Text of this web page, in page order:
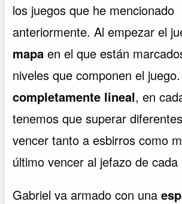
los juegos que he mencionado
anteriormente. Al empezar el
mapaen el que están
niveles que componen el
completamente lineal, en
tenemos que superar
vencer tanto a esbirros como
último vencer al jefazo de cada
Gabriel va armado con una